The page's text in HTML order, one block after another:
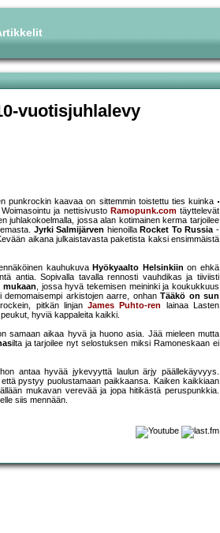
vuotisjuhlalevy
punkrockin kaavaa on sittemmin toistettu ties kuinka
ja nettisivusto Ramopunk.comtäyttelevät
juhlakokoelmalla, jossa alan kotimainen kerma tarjoilee
Jyrki Salmijärven hienoilla Rocket To Russia-
aikana julkaistavasta paketista kaksi ensimmäistä
kauhukuva Hyökyaalto Helsinkiin on ehkä
antia. Sopivalla tavalla rennosti vauhdikas ja tiiviisti
mukaan, jossa hyvä tekemisen meininki ja koukukkuus
demomaisempi arkistojen aarre, onhanTääkö on sun
pitkän linjanJames Puhto-ren
lainaa Lasten
hyviä kappaleita kaikki.
samaan aikaa hyvä ja huono asia. Jää mieleen mutta
ilta ja tarjoilee nyt selostuksen miksi Ramoneskaan ei
antaa hyvää jykevyyttä laulun ärjy päällekäyvyys.
pystyy puolustamaan paikkaansa. Kaiken kaikkiaan
mukavan verevää ja jopa hitikästä peruspunkkia.
siis mennään.